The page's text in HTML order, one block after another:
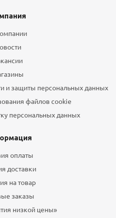
и защиты персональных данных
файлов cookie
персональных данных
оплаты
доставки
на товар
заказы
низкой цены»